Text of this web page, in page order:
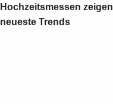
Hochzeitsmessen zeigen
neueste Trends